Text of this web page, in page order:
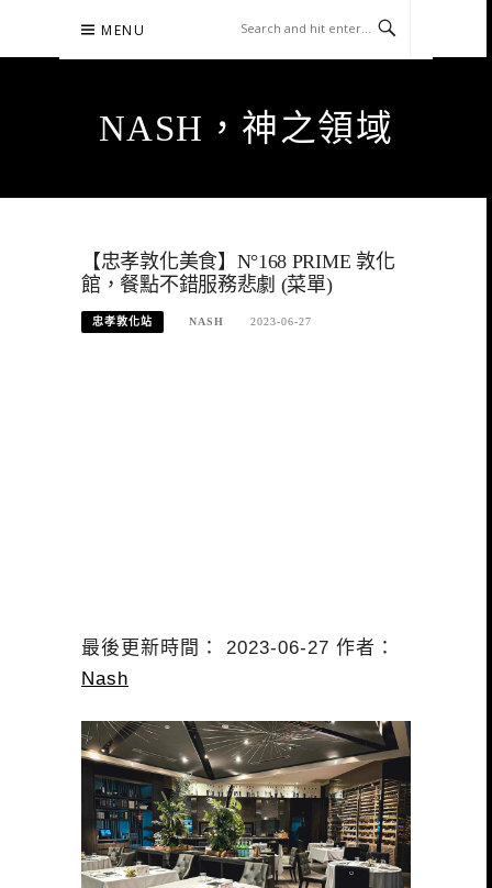
content
MENU
NASH，神之領域
【忠孝敦化美食】N°168 PRIME 敦化
館，餐點不錯服務悲劇 (菜單)
忠孝敦化站 NASH 2023-06-27
最後更新時間： 2023-06-27 作者：
Nash